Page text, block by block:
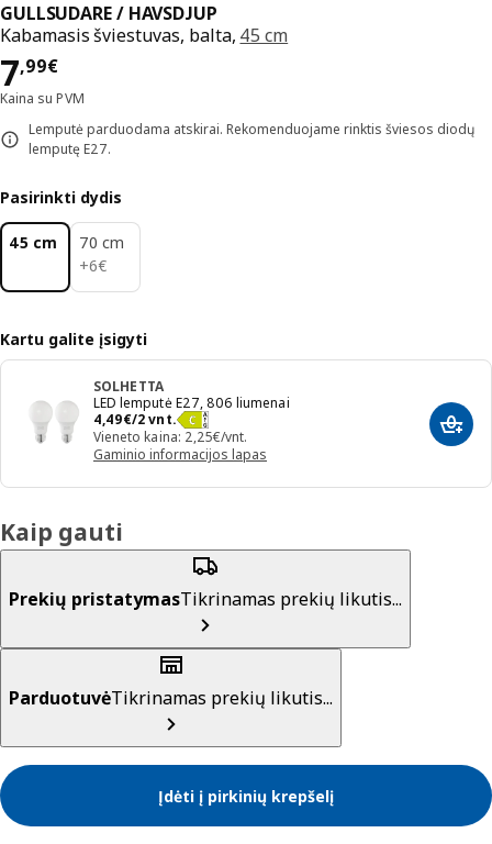
GULLSUDARE / HAVSDJUP
Kabamasis šviestuvas, balta, 45 cm
7,99€
Kaina 7,99€
Kaina su PVM
Lemputė parduodama atskirai. Rekomenduojame rinktis šviesos diodų
lemputę E27.
Pasirinkti dydis
45 cm
70 cm
+6€
6€
Kartu galite įsigyti
SOLHETTA
LED lemputė E27, 806 liumenai
4,49€/2 vnt.
Kaina 4,49€/2 vnt.
Vieneto kaina: 2,25€/vnt.
Gaminio informacijos lapas
Įdėti
Kaip gauti
Prekių pristatymasTikrinamas prekių likutis...
ParduotuvėTikrinamas prekių likutis...
Įdėti į pirkinių krepšelį